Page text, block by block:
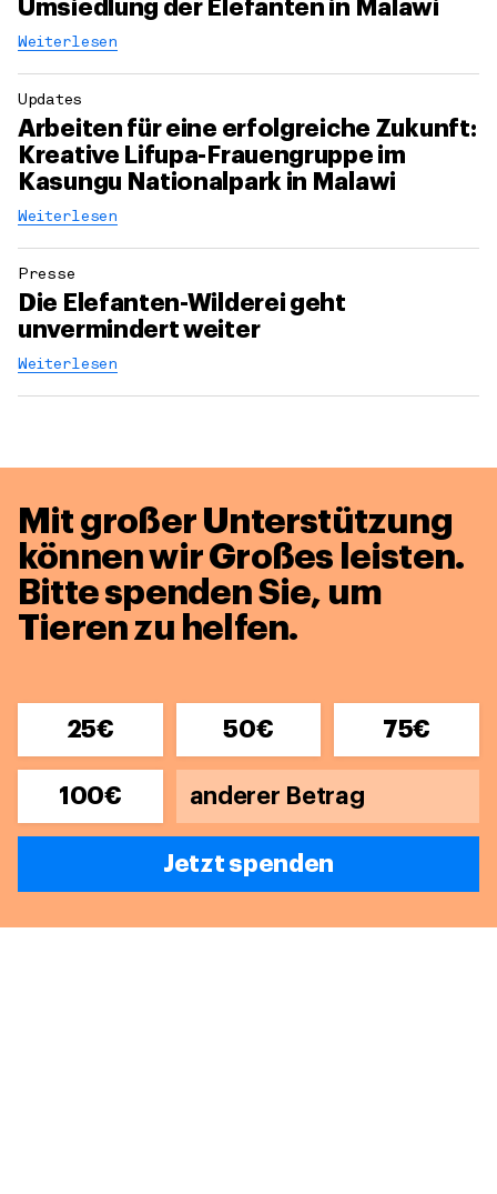
Umsiedlung der Elefanten in Malawi
Weiterlesen
Updates
Arbeiten für eine erfolgreiche Zukunft:
Kreative Lifupa-Frauengruppe im
Kasungu Nationalpark in Malawi
Weiterlesen
Presse
Die Elefanten-Wilderei geht
unvermindert weiter
Weiterlesen
Mit großer Unterstützung
können wir Großes leisten.
Bitte spenden Sie, um
Tieren zu helfen.
25€ 50€ 75€
100€
Jetzt spenden